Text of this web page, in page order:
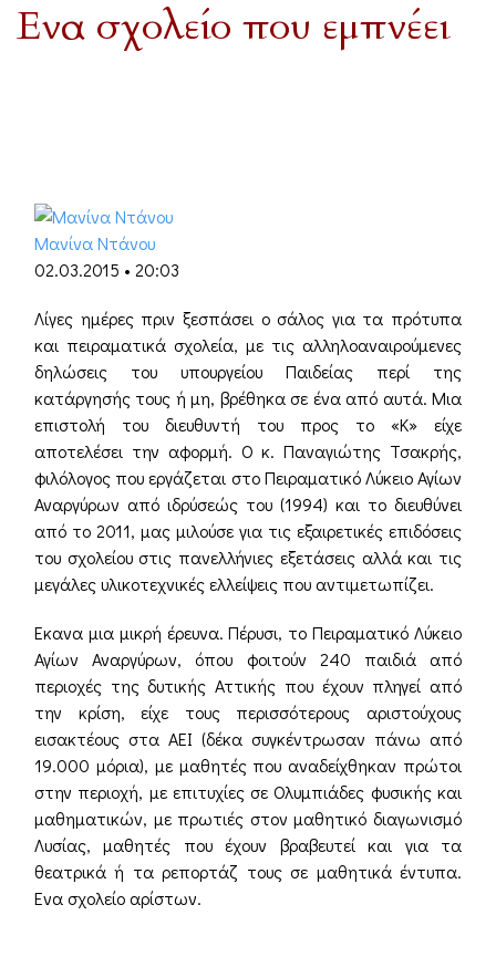
Ενα σχολείο που εμπνέει
Μανίνα Ντάνου
02.03.2015 • 20:03
Λίγες ημέρες πριν ξεσπάσει ο σάλος για τα πρότυπα
και πειραματικά σχολεία, με τις αλληλοαναιρούμενες
δηλώσεις του υπουργείου Παιδείας περί της
κατάργησής τους ή μη, βρέθηκα σε ένα από αυτά. Μια
επιστολή του διευθυντή του προς το «Κ» είχε
αποτελέσει την αφορμή. Ο κ. Παναγιώτης Τσακρής,
φιλόλογος που εργάζεται στο Πειραματικό Λύκειο Αγίων
Αναργύρων από ιδρύσεώς του (1994) και το διευθύνει
από το 2011, μας μιλούσε για τις εξαιρετικές επιδόσεις
του σχολείου στις πανελλήνιες εξετάσεις αλλά και τις
μεγάλες υλικοτεχνικές ελλείψεις που αντιμετωπίζει.
Εκανα μια μικρή έρευνα. Πέρυσι, το Πειραματικό Λύκειο
Αγίων Αναργύρων, όπου φοιτούν 240 παιδιά από
περιοχές της δυτικής Αττικής που έχουν πληγεί από
την κρίση, είχε τους περισσότερους αριστούχους
εισακτέους στα ΑΕΙ (δέκα συγκέντρωσαν πάνω από
19.000 μόρια), με μαθητές που αναδείχθηκαν πρώτοι
στην περιοχή, με επιτυχίες σε Ολυμπιάδες φυσικής και
μαθηματικών, με πρωτιές στον μαθητικό διαγωνισμό
Λυσίας, μαθητές που έχουν βραβευτεί και για τα
θεατρικά ή τα ρεπορτάζ τους σε μαθητικά έντυπα.
Ενα σχολείο αρίστων.